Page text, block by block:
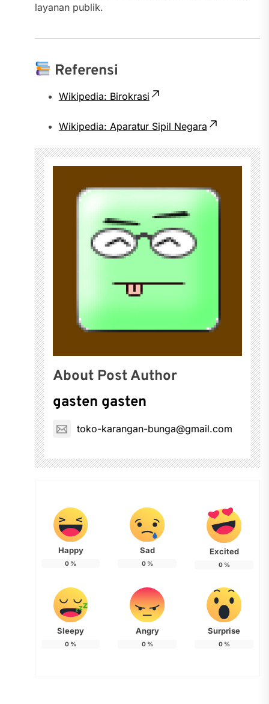
layanan publik.
Referensi
Wikipedia: Birokrasi
Wikipedia: Aparatur Sipil Negara
About Post Author
gasten gasten
toko-karangan-bunga@gmail.com
Happy
0 %
Sad
0%
Excited
0%
Sleepy
0 %
Angry
0%
Surprise
0%